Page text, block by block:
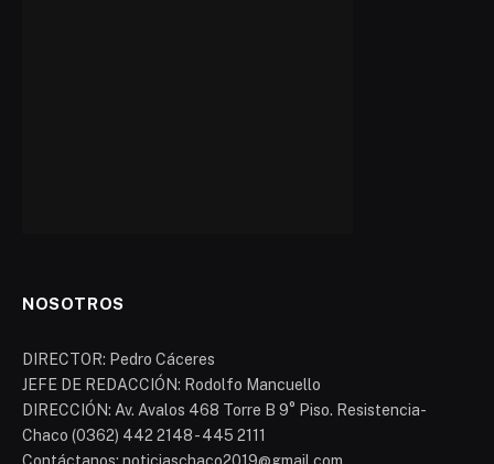
NOSOTROS
DIRECTOR: Pedro Cáceres
JEFE DE REDACCIÓN: Rodolfo Mancuello
DIRECCIÓN: Av. Avalos 468 Torre B 9° Piso. Resistencia-
Chaco (0362) 442 2148 - 445 2111